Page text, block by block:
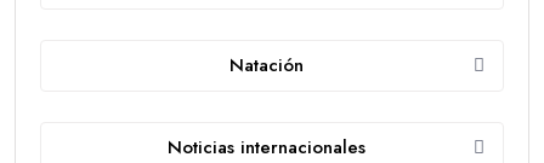
Natación
Noticias internacionales